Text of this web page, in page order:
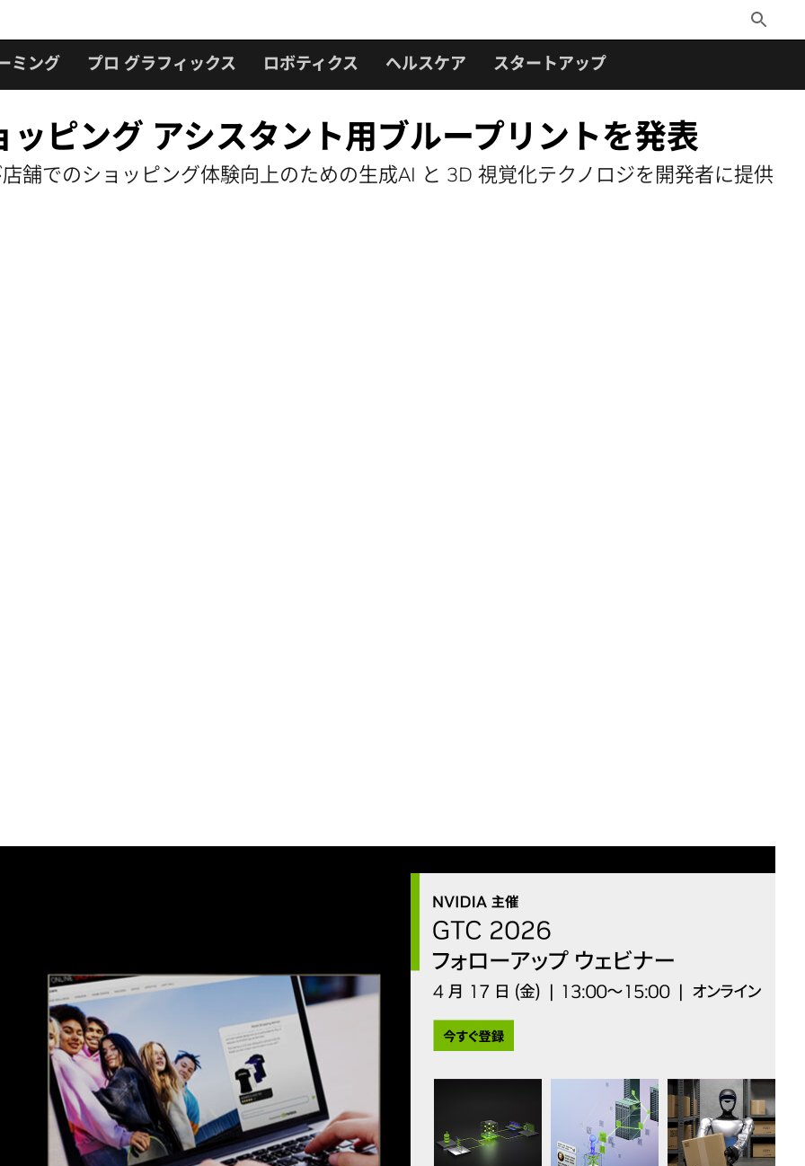
Toggle
Search
ミング プロ グラフィックス ロボティクス ヘルスケア スタートアップ
ピング アシスタント用ブループリントを発表
舗でのショッピング体験向上のための生成AI と 3D 視覚化テクノロジを開発者に提供
™ プラットフォーム上に構築されたこのブループリン
ートする AI 搭載のデジタル アシスタントを作成するのに
は、企業の優秀な販売員、スタイリスト、またはデザイ
働力の効率性を高めることができます。
マイクロサービスを使用することで、高度なスキルを
ストおよび画像ベースのプロンプトを理解し、複数のアイ